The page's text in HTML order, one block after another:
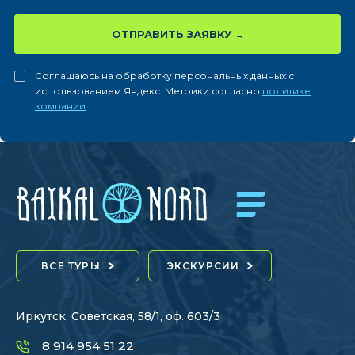
ОТПРАВИТЬ ЗАЯВКУ
Соглашаюсь на обработку персональных данных с
использованием Яндекс. Метрики согласно политике
компании
ВСЕ ТУРЫ ЭКСКУРСИИ
Иркутск, Советская, 58/1, оф. 603/3
8 914 954 51 22